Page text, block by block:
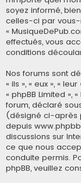
soyez informé,
celles-ci par vous-
«
effectués, vous
conditions
Nos forums sont
« ils », « eux », «
« phpBB Limited »,
forum, déclaré
(désigné ci-après
depuis
discussions sur
ce que nous
conduite permis.
phpBB, veuillez